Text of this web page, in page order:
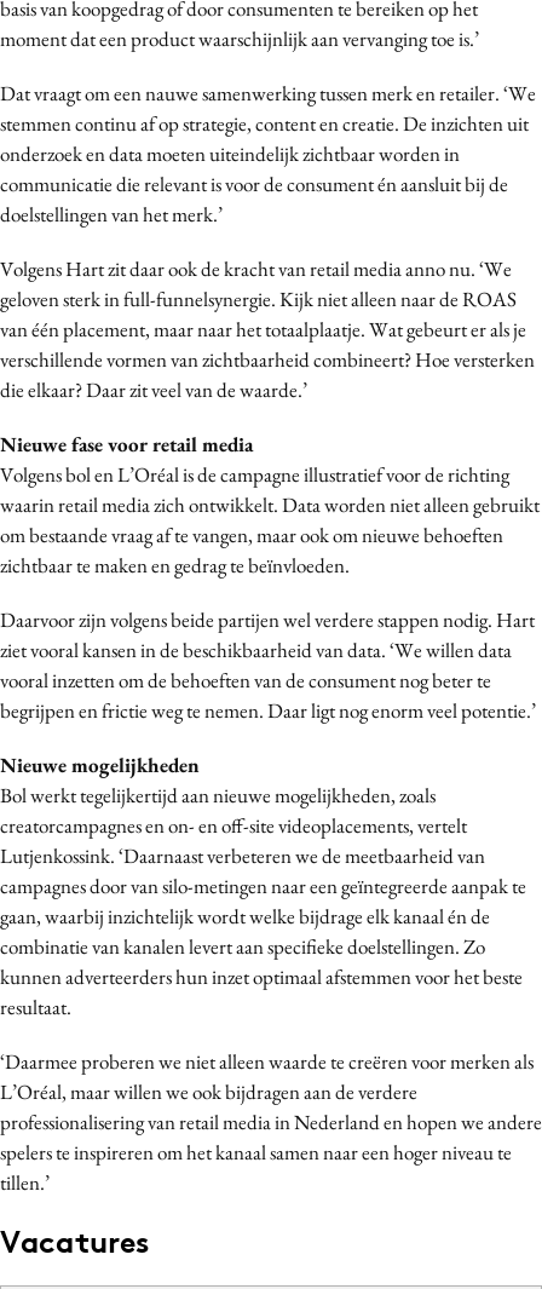
basis van koopgedrag of door consumenten te bereiken op het
moment dat een product waarschijnlijk aan vervanging toe is.’
Dat vraagt om een nauwe samenwerking tussen merk en retailer. ‘We
stemmen continu af op strategie, content en creatie. De inzichten uit
onderzoek en data moeten uiteindelijk zichtbaar worden in
communicatie die relevant is voor de consument én aansluit bij de
doelstellingen van het merk.’
Volgens Hart zit daar ook de kracht van retail media anno nu. ‘We
geloven sterk in full-funnelsynergie. Kijk niet alleen naar de ROAS
van één placement, maar naar het totaalplaatje. Wat gebeurt er als je
verschillende vormen van zichtbaarheid combineert? Hoe versterken
die elkaar? Daar zit veel van de waarde.’
Nieuwe fase voor retail media
Volgens bol en L’Oréal is de campagne illustratief voor de richting
waarin retail media zich ontwikkelt. Data worden niet alleen gebruikt
om bestaande vraag af te vangen, maar ook om nieuwe behoeften
zichtbaar te maken en gedrag te beïnvloeden.
Daarvoor zijn volgens beide partijen wel verdere stappen nodig. Hart
ziet vooral kansen in de beschikbaarheid van data. ‘We willen data
vooral inzetten om de behoeften van de consument nog beter te
begrijpen en frictie weg te nemen. Daar ligt nog enorm veel potentie.’
Nieuwe mogelijkheden
Bol werkt tegelijkertijd aan nieuwe mogelijkheden, zoals
creatorcampagnes en on- en off-site videoplacements, vertelt
Lutjenkossink. ‘Daarnaast verbeteren we de meetbaarheid van
campagnes door van silo-metingen naar een geïntegreerde aanpak te
gaan, waarbij inzichtelijk wordt welke bijdrage elk kanaal én de
combinatie van kanalen levert aan specifieke doelstellingen. Zo
kunnen adverteerders hun inzet optimaal afstemmen voor het beste
resultaat.
‘Daarmee proberen we niet alleen waarde te creëren voor merken als
L’Oréal, maar willen we ook bijdragen aan de verdere
professionalisering van retail media in Nederland en hopen we andere
spelers te inspireren om het kanaal samen naar een hoger niveau te
tillen.’
Vacatures